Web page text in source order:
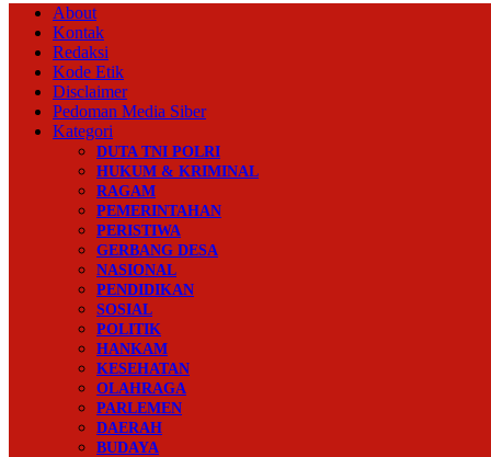
About
Kontak
Redaksi
Kode Etik
Disclaimer
Pedoman Media Siber
Kategori
DUTA TNI POLRI
HUKUM & KRIMINAL
RAGAM
PEMERINTAHAN
PERISTIWA
GERBANG DESA
NASIONAL
PENDIDIKAN
SOSIAL
POLITIK
HANKAM
KESEHATAN
OLAHRAGA
PARLEMEN
DAERAH
BUDAYA